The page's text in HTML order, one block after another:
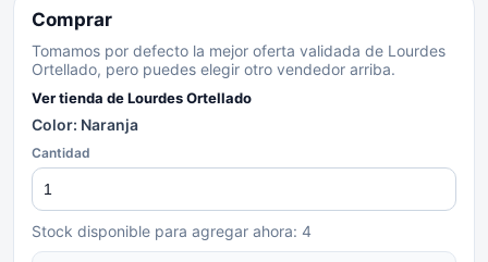
Comprar
Tomamos por defecto la mejor oferta validada de Lourdes
Ortellado, pero puedes elegir otro vendedor arriba.
Ver tienda deLourdes Ortellado
Color: Naranja
Cantidad
Stock disponible para agregar ahora: 4